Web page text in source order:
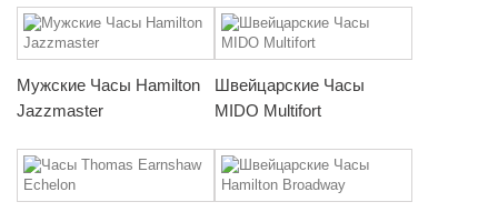
Мужские Часы Hamilton
Jazzmaster
Швейцарские Часы
MIDO Multifort